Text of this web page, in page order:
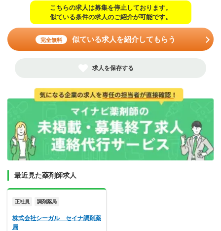
こちらの求人は募集を停止しております。
似ている条件の求人のご紹介が可能です。
完全無料 似ている求人を紹介してもらう
求人を保存する
最近見た薬剤師求人
正社員 調剤薬局
株式会社シーガル セイナ調剤薬
局